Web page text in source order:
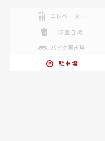
エレベーター
ゴミ置き場
バイク置き場
駐車場